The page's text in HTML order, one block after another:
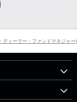
ディーラー・ファンドマネジャー